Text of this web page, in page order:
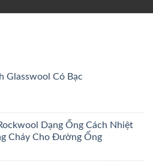
Glasswool Có Bạc
Dạng Ống Cách Nhiệt
Cháy Cho Đường Ống